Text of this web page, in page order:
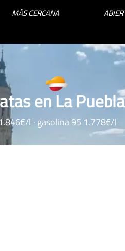
MÁS CERCANA
en La
l · gasolina 95 1.778€/l